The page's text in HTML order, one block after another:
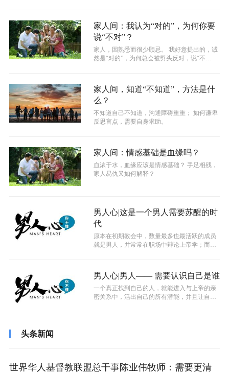
家人间：我认为“对的”，为何你要
说“不对”？
家人，因熟悉而很少顾忌。 我好意提出的，诚
然是“对的”，为何总会被劈头反对，说“不
家人间，知道“不知道”，方法是什
么？
不知道自己不知道，沟通障碍重重； 如何谦卑
反思盲点，需要自身求助。
家人间：情感基础是血缘吗？
血浓于水，血缘应该是情感基础？ 手足相残，
家人易仇又如何解释？
男人心|这是一个男人需要苏醒的时
代
原本在初期教会中，数量最多也最活跃的成员
就是男人，并常常在职场中辩论上帝学；而今
男人心|男人—— 需要认识自己是谁
一个真正找到自己的人，就能进入与上帝的亲
密关系中，活出自己的所有潜能，并且让自己
头条新闻
世界华人基督教联盟总干事陈业伟牧师：需要更清